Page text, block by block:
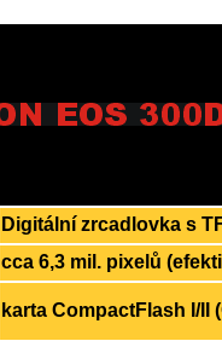
Digitální zrcadlovka s
cca 6,3 mil. pixelů
karta CompactFlash I/II